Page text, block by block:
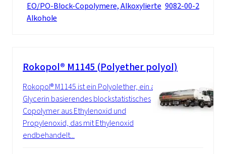
EO/PO-Block-Copolymere, Alkoxylierte
Alkohole
9082-00-2
Rokopol® M1145 (Polyether polyol)
Rokopol® M1145 ist ein Polyolether, ein auf
Glycerin basierendes blockstatistisches
Copolymer aus Ethylenoxid und
Propylenoxid, das mit Ethylenoxid
endbehandelt...